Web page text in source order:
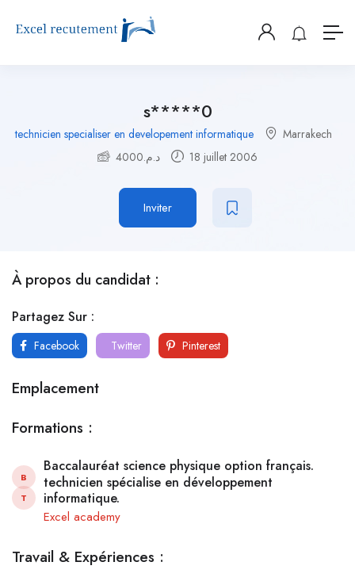
s*****0
technicien specialiser en developement informatique
Marrakech
د.م.4000 18 juillet 2006
Inviter
À propos du candidat :
Partagez Sur :
Facebook Twitter Pinterest
Emplacement
Formations :
B
Baccalauréat science physique option français.
T
technicien spécialise en développement
informatique.
Excel academy
Travail & Expériences :